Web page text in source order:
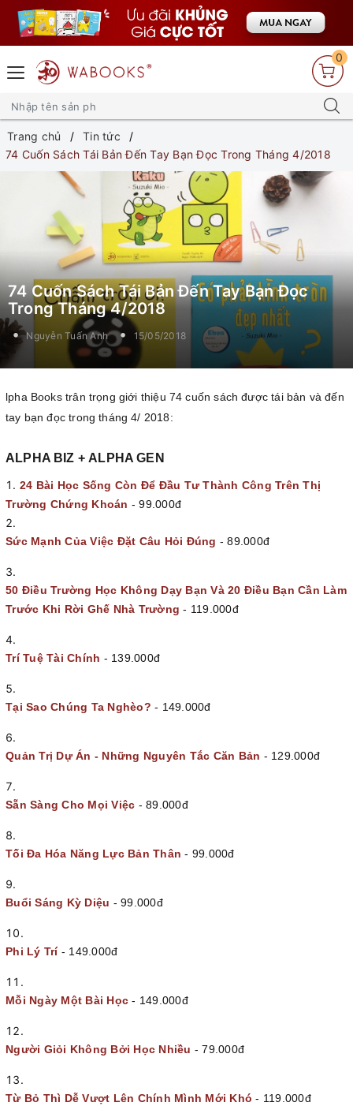
0
Trang chủ
Tin tức
74 Cuốn Sách Tái Bản Đến Tay Bạn Đọc Trong Tháng 4/2018
74 Cuốn Sách Tái Bản Đến Tay Bạn Đọc
Trong Tháng 4/2018
Nguyễn Tuấn Anh 15/05/2018
lpha Books trân trọng giới thiệu 74 cuốn sách được tái bản và đến
tay bạn đọc trong tháng 4/ 2018:
ALPHA BIZ + ALPHA GEN
24 Bài Học Sống Còn Để Đầu Tư Thành Công Trên Thị
Trường Chứng Khoán - 99.000đ
Sức Mạnh Của Việc Đặt Câu Hỏi Đúng - 89.000đ
50 Điều Trường Học Không Dạy Bạn Và 20 Điều Bạn Cần Làm
Trước Khi Rời Ghế Nhà Trường - 119.000đ
Trí Tuệ Tài Chính - 139.000đ
Tại Sao Chúng Ta Nghèo? - 149.000đ
Quản Trị Dự Án - Những Nguyên Tắc Căn Bản - 129.000đ
Sẵn Sàng Cho Mọi Việc - 89.000đ
Tối Đa Hóa Năng Lực Bản Thân - 99.000đ
Buổi Sáng Kỳ Diệu - 99.000đ
Phi Lý Trí- 149.000đ
Mỗi Ngày Một Bài Học - 149.000đ
Người Giỏi Không Bởi Học Nhiều - 79.000đ
Từ Bỏ Thì Dễ Vượt Lên Chính Mình Mới Khó - 119.000đ